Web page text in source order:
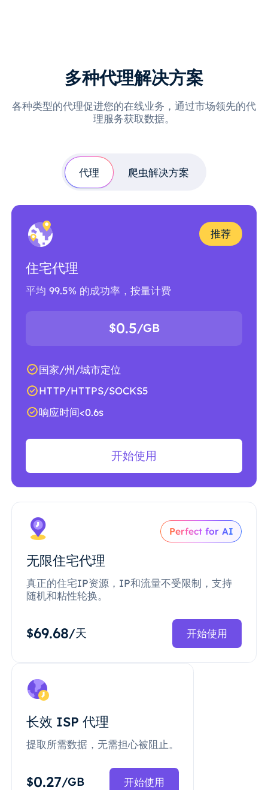
多种代理解决方案
各种类型的代理促进您的在线业务，通过市场领先的代
理服务获取数据。
代理 爬虫解决方案
推荐
住宅代理
平均 99.5% 的成功率，按量计费
$0.5/GB
国家/州/城市定位
HTTP/HTTPS/SOCKS5
响应时间<0.6s
开始使用
Perfect for AI
无限住宅代理
真正的住宅IP资源，IP和流量不受限制，支持
随机和粘性轮换。
$69.68/天 开始使用
长效 ISP 代理
提取所需数据，无需担心被阻止。
$0.27/GB 开始使用